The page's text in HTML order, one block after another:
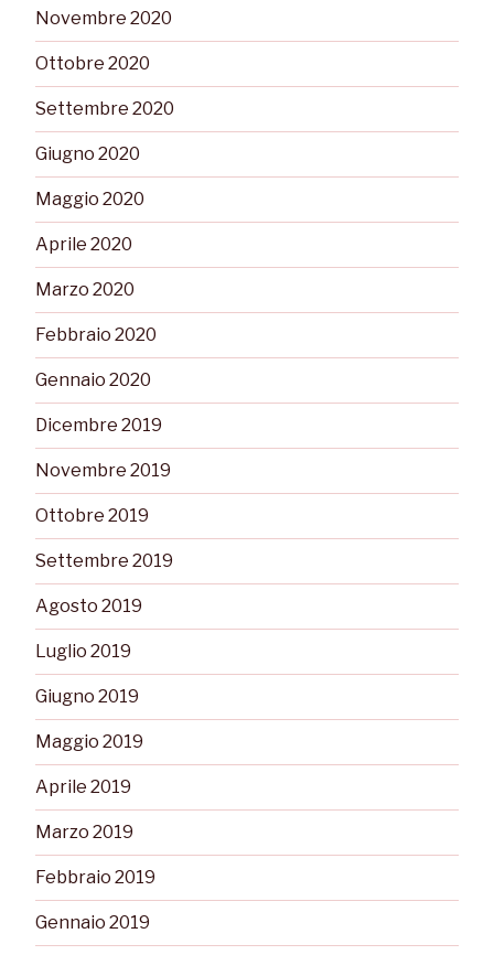
Novembre 2020
Ottobre 2020
Settembre 2020
Giugno 2020
Maggio 2020
Aprile 2020
Marzo 2020
Febbraio 2020
Gennaio 2020
Dicembre 2019
Novembre 2019
Ottobre 2019
Settembre 2019
Agosto 2019
Luglio 2019
Giugno 2019
Maggio 2019
Aprile 2019
Marzo 2019
Febbraio 2019
Gennaio 2019